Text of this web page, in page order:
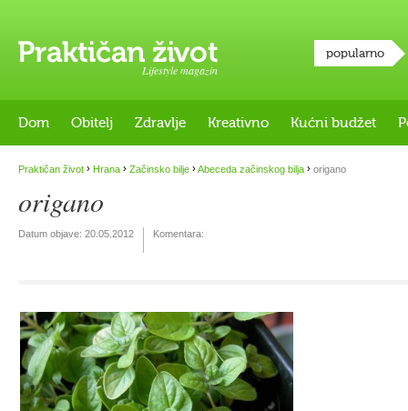
Lifestyle magazin
popularno
Dom Obitelj Zdravlje Kreativno Kućni budžet
Praktičan život › Hrana › Začinsko bilje ›Abeceda začinskog bilja › origano
origano
Datum objave: 20.05.2012 Komentara: